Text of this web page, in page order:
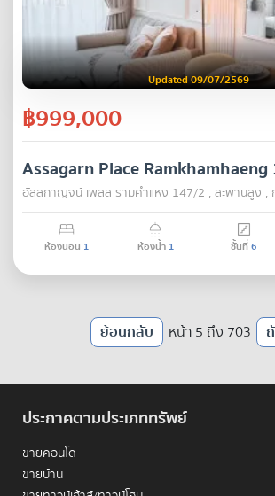
Updated 09/07/2569
฿999,000
Assagarn Place
อัสสกาญจน์ เพลส รามคำแหง 147/2 , สะพานสูง ,
ห้องนอน 1 ห้องน้ำ 1 ชั้นที่6
ย้อนกลับ หน้า 5 ถึง 703
ประกาศตามประเภททรัพย์
ขายคอนโด
ขายบ้าน